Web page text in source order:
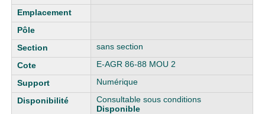
sans section
E-AGR 86-88 MOU 2
Numérique
Consultable sous conditions
Disponible